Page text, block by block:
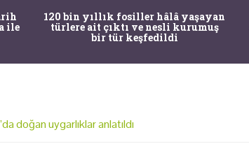
ile
120 bin yıllık fosiller hâlâ yaşayan
türlere ait çıktı ve nesli kurumuş
bir tür keşfedildi
doğan uygarlıklar anlatıldı